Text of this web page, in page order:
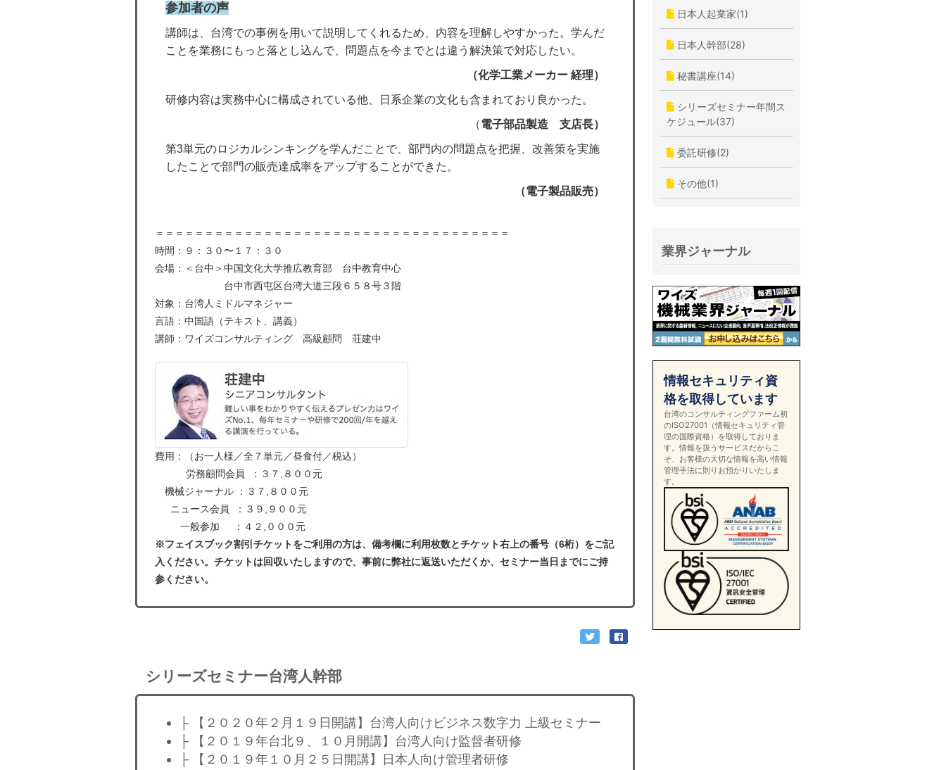
参加者の声
講師は、台湾での事例を用いて説明してくれるため、内容を理解しやすかった。学んだ
ことを業務にもっと落とし込んで、問題点を今までとは違う解決策で対応したい。
（化学工業メーカー 経理）
研修内容は実務中心に構成されている他、日系企業の文化も含まれており良かった。
（電子部品製造 支店長）
第3単元のロジカルシンキングを学んだことで、部門内の問題点を把握、改善策を実施
したことで部門の販売達成率をアップすることができた。
（電子製品販売）
＝＝＝＝＝＝＝＝＝＝＝＝＝＝＝＝＝＝＝＝＝＝＝＝＝＝＝＝＝＝＝＝＝＝＝＝
時間：９：３０〜１７：３０
会場：＜台中＞中国文化大学推広教育部 台中教育中心
台中市西屯区台湾大道三段６５８号３階
対象：台湾人ミドルマネジャー
言語：中国語（テキスト、講義）
講師：ワイズコンサルティング 高級顧問 荘建中
費用：（お一人様／全７単元／昼食付／税込）
労務顧問会員 ：３７,８００元
機械ジャーナル ：３７,８００元
ニュース会員 ：３９,９００元
一般参加 ：４２,０００元
※フェイスブック割引チケットをご利用の方は、備考欄に利用枚数とチケット右上の番号（6桁）をご記
入ください。チケットは回収いたしますので、事前に弊社に返送いただくか、セミナー当日までにご持
参ください。
シリーズセミナー台湾人幹部
├ 【２０２０年２月１９日開講】台湾人向けビジネス数字力 上級セミナー
├ 【２０１９年台北９、１０月開講】台湾人向け監督者研修
├ 【２０１９年１０月２５日開講】日本人向け管理者研修
日本人起業家(1)
日本人幹部(28)
秘書講座(14)
シリーズセミナー年間ス
ケジュール(37)
委託研修(2)
その他(1)
業界ジャーナル
情報セキュリティ資
格を取得しています
台湾のコンサルティングファーム初
のISO27001（情報セキュリティ管
理の国際資格）を取得しておりま
す。情報を扱うサービスだからこ
そ、お客様の大切な情報を高い情報
管理手法に則りお預かりいたしま
す。